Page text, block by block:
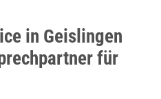
in Geislingen
für